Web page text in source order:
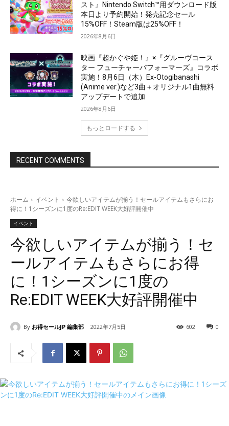
スト』Nintendo Switch™用ダウンロード版
本日より予約開始！発売記念セール
15%OFF！Steam版は25%OFF！
2026年8月6日
映画『超かぐや姫！』×『グルーヴコース
ター フューチャーパフォーマーズ』コラボ
実施！8月6日（木）Ex-Otogibanashi
(Anime ver.)など3曲＋オリジナル1曲無料
アップデートで追加
2026年8月6日
もっとロードする
RECENT COMMENTS